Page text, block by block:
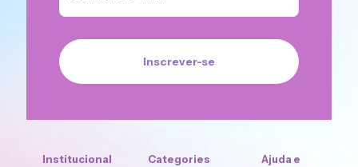
Institucional Categories
Ajuda e